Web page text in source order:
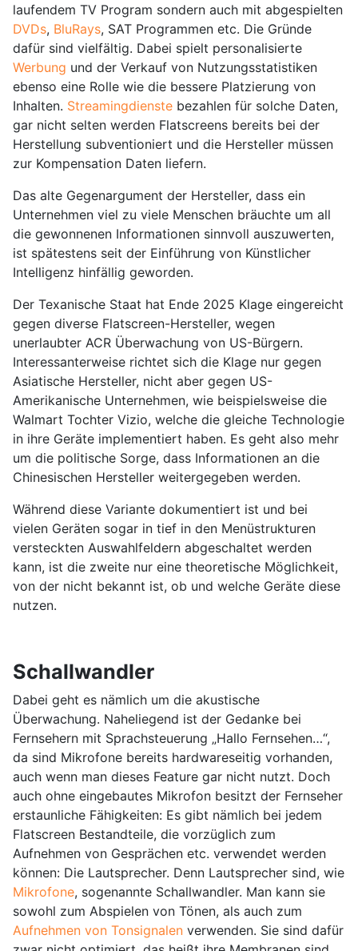
laufendem TV Program sondern auch mit abgespielten
DVDs, BluRays, SAT Programmen etc. Die Gründe
dafür sind vielfältig. Dabei spielt personalisierte
Werbung und der Verkauf von Nutzungsstatistiken
ebenso eine Rolle wie die bessere Platzierung von
Inhalten. Streamingdienste bezahlen für solche Daten,
gar nicht selten werden Flatscreens bereits bei der
Herstellung subventioniert und die Hersteller müssen
zur Kompensation Daten liefern.
Das alte Gegenargument der Hersteller, dass ein
Unternehmen viel zu viele Menschen bräuchte um all
die gewonnenen Informationen sinnvoll auszuwerten,
ist spätestens seit der Einführung von Künstlicher
Intelligenz hinfällig geworden.
Der Texanische Staat hat Ende 2025 Klage eingereicht
gegen diverse Flatscreen-Hersteller, wegen
unerlaubter ACR Überwachung von US-Bürgern.
Interessanterweise richtet sich die Klage nur gegen
Asiatische Hersteller, nicht aber gegen US-
Amerikanische Unternehmen, wie beispielsweise die
Walmart Tochter Vizio, welche die gleiche Technologie
in ihre Geräte implementiert haben. Es geht also mehr
um die politische Sorge, dass Informationen an die
Chinesischen Hersteller weitergegeben werden.
Während diese Variante dokumentiert ist und bei
vielen Geräten sogar in tief in den Menüstrukturen
versteckten Auswahlfeldern abgeschaltet werden
kann, ist die zweite nur eine theoretische Möglichkeit,
von der nicht bekannt ist, ob und welche Geräte diese
nutzen.
Schallwandler
Dabei geht es nämlich um die akustische
Überwachung. Naheliegend ist der Gedanke bei
Fernsehern mit Sprachsteuerung „Hallo Fernsehen…“,
da sind Mikrofone bereits hardwareseitig vorhanden,
auch wenn man dieses Feature gar nicht nutzt. Doch
auch ohne eingebautes Mikrofon besitzt der Fernseher
erstaunliche Fähigkeiten: Es gibt nämlich bei jedem
Flatscreen Bestandteile, die vorzüglich zum
Aufnehmen von Gesprächen etc. verwendet werden
können: Die Lautsprecher. Denn Lautsprecher sind, wie
Mikrofone, sogenannte Schallwandler. Man kann sie
sowohl zum Abspielen von Tönen, als auch zum
Aufnehmen von Tonsignalen verwenden. Sie sind dafür